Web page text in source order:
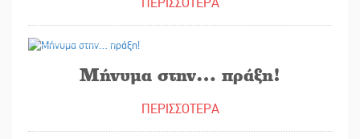
Μήνυμα στην… πράξη!
ΠΕΡΙΣΣΟΤΕΡΑ